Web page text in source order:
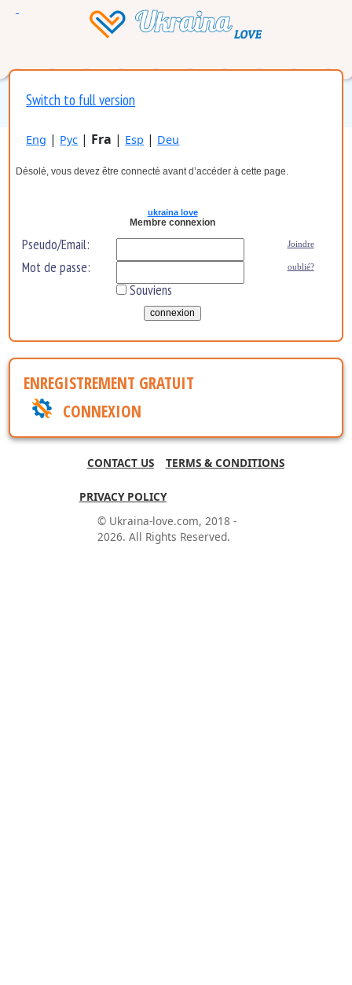
Switch to full version
Eng | Рус | Fra | Esp | Deu
Désolé, vous devez être connecté avant d’accéder à cette page.
ukraina love
Membre connexion
Pseudo/Email: Joindre
Mot de passe: oublié?
Souviens
ENREGISTREMENT GRATUIT
CONNEXION
CONTACT US TERMS & CONDITIONS
PRIVACY POLICY
© Ukraina-love.com, 2018 -
2026. All Rights Reserved.